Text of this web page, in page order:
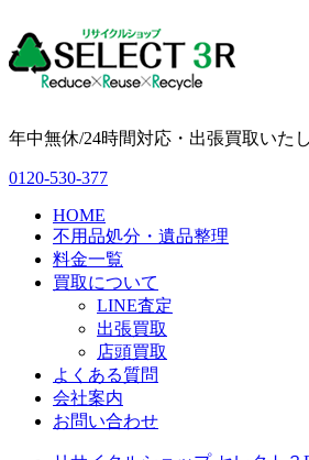
年中無休/24時間対応・出張買取いた
0120-530-377
HOME
不用品処分・遺品整理
料金一覧
買取について
LINE査定
出張買取
店頭買取
よくある質問
会社案内
お問い合わせ